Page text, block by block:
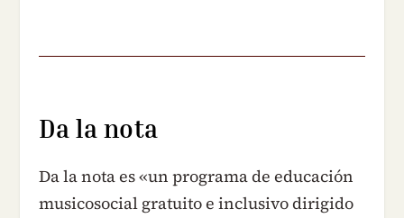
Da la nota
Da la nota es «un programa de educación
musicosocial gratuito e inclusivo dirigido